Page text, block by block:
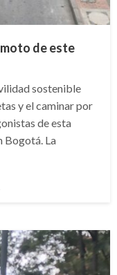
de este
sostenible
y el caminar por
de esta
Bogotá. La